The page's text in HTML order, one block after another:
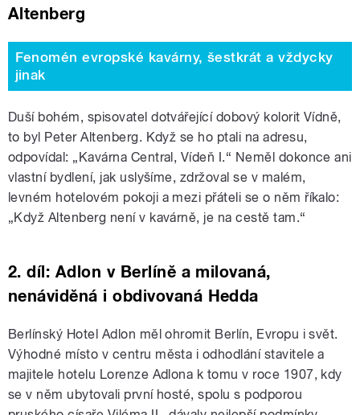
Altenberg
Fenomén evropské kavárny, šestkrát a vždycky
jinak
Duší bohém, spisovatel dotvářející dobový kolorit Vídně,
to byl Peter Altenberg. Když se ho ptali na adresu,
odpovídal: „Kavárna Central, Vídeň I.“ Neměl dokonce ani
vlastní bydlení, jak uslyšíme, zdržoval se v malém,
levném hotelovém pokoji a mezi přáteli se o něm říkalo:
„Když Altenberg není v kavárně, je na cestě tam.“
2. díl: Adlon v Berlíně a milovaná,
nenáviděná i obdivovaná Hedda
Berlínský Hotel Adlon měl ohromit Berlín, Evropu i svět.
Výhodné místo v centru města i odhodlání stavitele a
majitele hotelu Lorenze Adlona k tomu v roce 1907, kdy
se v něm ubytovali první hosté, spolu s podporou